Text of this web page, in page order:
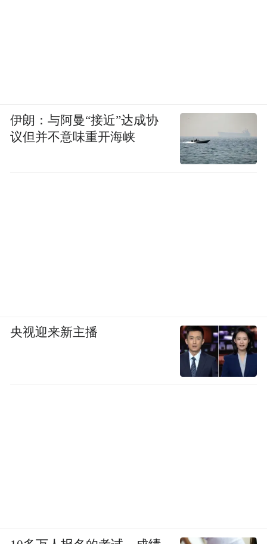
伊朗：与阿曼“接近”达成协
议但并不意味重开海峡
央视迎来新主播